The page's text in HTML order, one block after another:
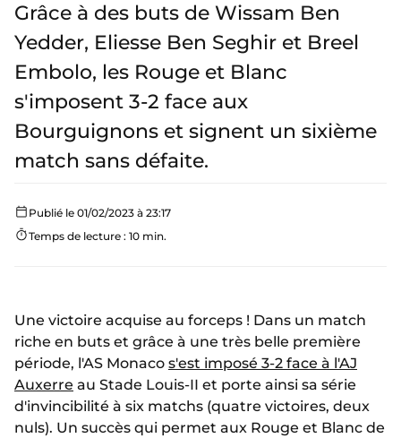
Grâce à des buts de Wissam Ben
Yedder, Eliesse Ben Seghir et Breel
Embolo, les Rouge et Blanc
s'imposent 3-2 face aux
Bourguignons et signent un sixième
match sans défaite.
Publié le 01/02/2023 à 23:17
Temps de lecture : 10 min.
Une victoire acquise au forceps ! Dans un match
riche en buts et grâce à une très belle première
période, l'AS Monaco s'est imposé 3-2 face à l'AJ
Auxerre au Stade Louis-II et porte ainsi sa série
d'invincibilité à six matchs (quatre victoires, deux
nuls). Un succès qui permet aux Rouge et Blanc de